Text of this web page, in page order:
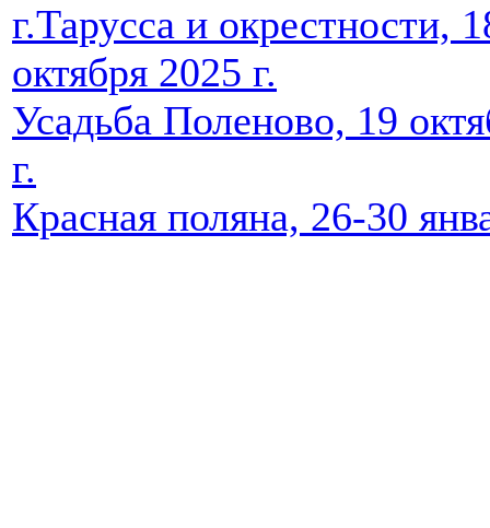
г.Тарусса и окрестности,
октября 2025 г.
Усадьба Поленово, 19
г.
Красная поляна, 26-30